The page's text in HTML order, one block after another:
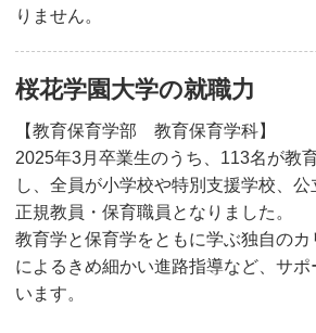
りません。
桜花学園大学の就職力
【教育保育学部 教育保育学科】
2025年3月卒業生のうち、113名が教
し、全員が小学校や特別支援学校、
正規教員・保育職員となりました。
教育学と保育学をともに学ぶ独自のカ
によるきめ細かい進路指導など、サ
います。